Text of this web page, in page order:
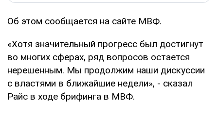
Об этом сообщается на сайте МВФ.
«Хотя значительный прогресс был достигнут
во многих сферах, ряд вопросов остается
нерешенным. Мы продолжим наши дискуссии
с властями в ближайшие недели», - сказал
Райс в ходе брифинга в МВФ.